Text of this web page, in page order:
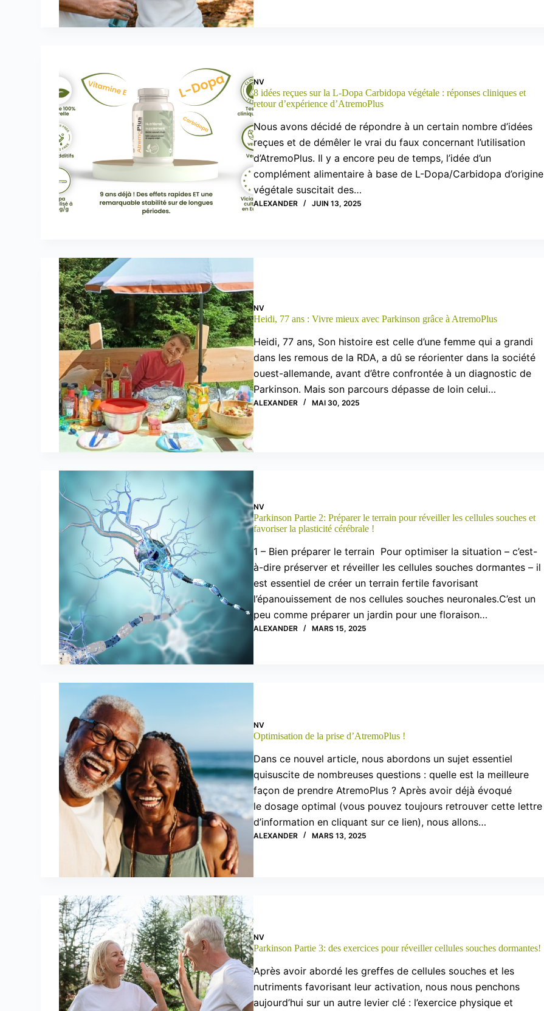
NV
8 idées reçues sur la L-Dopa Carbidopa végétale : réponses cliniques et
retour d’expérience d’AtremoPlus
Nous avons décidé de répondre à un certain nombre d’idées
reçues et de démêler le vrai du faux concernant l’utilisation
d’AtremoPlus. Il y a encore peu de temps, l’idée d’un
complément alimentaire à base de L-Dopa/Carbidopa d’origine
végétale suscitait des…
ALEXANDER JUIN 13, 2025
NV
Heidi, 77 ans : Vivre mieux avec Parkinson grâce à AtremoPlus
Heidi, 77 ans, Son histoire est celle d’une femme qui a grandi
dans les remous de la RDA, a dû se réorienter dans la société
ouest-allemande, avant d’être confrontée à un diagnostic de
Parkinson. Mais son parcours dépasse de loin celui…
ALEXANDER MAI 30, 2025
NV
Parkinson Partie 2: Préparer le terrain pour réveiller les cellules souches et
favoriser la plasticité cérébrale !
1 – Bien préparer le terrain Pour optimiser la situation – c’est-
à-dire préserver et réveiller les cellules souches dormantes – il
est essentiel de créer un terrain fertile favorisant
l’épanouissement de nos cellules souches neuronales.C’est un
peu comme préparer un jardin pour une floraison…
ALEXANDER MARS 15, 2025
NV
Optimisation de la prise d’AtremoPlus !
Dans ce nouvel article, nous abordons un sujet essentiel
quisuscite de nombreuses questions : quelle est la meilleure
façon de prendre AtremoPlus ? Après avoir déjà évoqué
le dosage optimal (vous pouvez toujours retrouver cette lettre
d’information en cliquant sur ce lien), nous allons…
ALEXANDER MARS 13, 2025
NV
Parkinson Partie 3: des exercices pour réveiller cellules souches dormantes!
Après avoir abordé les greffes de cellules souches et les
nutriments favorisant leur activation, nous nous penchons
aujourd’hui sur un autre levier clé : l’exercice physique et